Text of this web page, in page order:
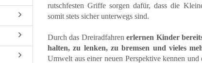
rutschfesten Griffe sorgen dafür, dass die
somit stets sicher unterwegs sind.
Durch das Dreiradfahrenerlernen Kinder
halten, zu lenken, zu bremsen und vieles
Umwelt aus einer neuen Perspektive kennen